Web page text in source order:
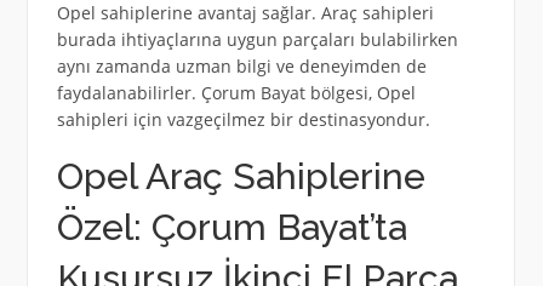
Opel sahiplerine avantaj sağlar. Araç sahipleri
burada ihtiyaçlarına uygun parçaları bulabilirken
aynı zamanda uzman bilgi ve deneyimden de
faydalanabilirler. Çorum Bayat bölgesi, Opel
sahipleri için vazgeçilmez bir destinasyondur.
Opel Araç Sahiplerine
Özel: Çorum Bayat’ta